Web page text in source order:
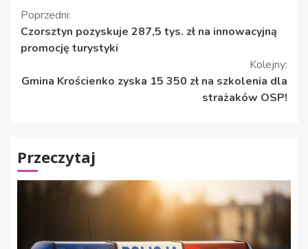
Kontynuuj
czytanie
Poprzedni:
Czorsztyn pozyskuje 287,5 tys. zł na innowacyjną
promocję turystyki
Kolejny:
Gmina Krościenko zyska 15 350 zł na szkolenia dla
strażaków OSP!
Przeczytaj